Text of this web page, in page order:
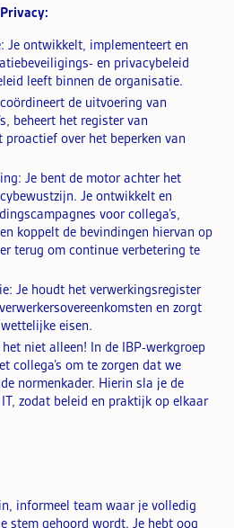
Je ontwikkelt, implementeert en
en privacybeleid
leeft binnen de organisatie.
de uitvoering van
beheert het register van
proactief over het beperken van
Je bent de motor achter het
Je ontwikkelt en
voor collega’s,
koppelt de bevindingen hiervan op
terug om continue verbetering te
Je houdt het verwerkingsregister
en zorgt
eisen.
niet alleen! In de IBP-werkgroep
collega’s om te zorgen dat we
normenkader. Hierin sla je de
zodat beleid en praktijk op elkaar
informeel team waar je volledig
stem gehoord wordt. Je hebt oog